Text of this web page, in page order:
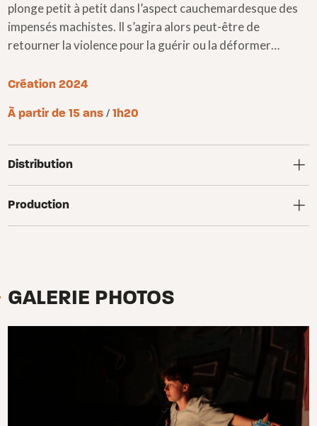
plonge petit à petit dans l’aspect cauchemardesque des
impensés machistes. Il s’agira alors peut-être de
retourner la violence pour la guérir ou la déformer…
Création 2024
À partir de 15 ans /1h20
Distribution
Production
GALERIE PHOTOS